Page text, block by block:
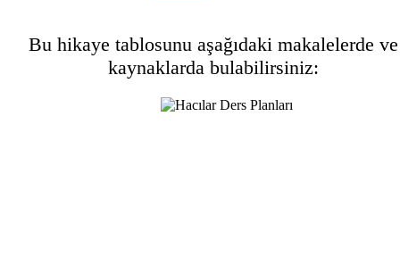
Bu hikaye tablosunu aşağıdaki makalelerde ve
kaynaklarda bulabilirsiniz: